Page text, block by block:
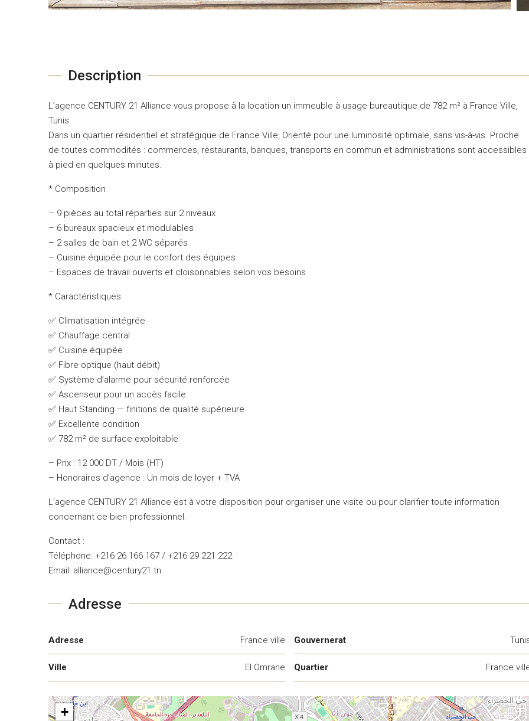
Description
L’agence CENTURY 21 Alliance vous propose à la location un immeuble à usage bureautique de 782 m² à France Ville,
Tunis.
Dans un quartier résidentiel et stratégique de France Ville, Orienté pour une luminosité optimale, sans vis-à-vis. Proche
de toutes commodités : commerces, restaurants, banques, transports en commun et administrations sont accessibles
à pied en quelques minutes.
* Composition
– 9 pièces au total réparties sur 2 niveaux
– 6 bureaux spacieux et modulables
– 2 salles de bain et 2 WC séparés
– Cuisine équipée pour le confort des équipes
– Espaces de travail ouverts et cloisonnables selon vos besoins
* Caractéristiques
✅ Climatisation intégrée
✅ Chauffage central
✅ Cuisine équipée
✅ Fibre optique (haut débit)
✅ Système d’alarme pour sécurité renforcée
✅ Ascenseur pour un accès facile
✅ Haut Standing — finitions de qualité supérieure
✅ Excellente condition
✅ 782 m² de surface exploitable
– Prix : 12 000 DT / Mois (HT)
– Honoraires d’agence : Un mois de loyer + TVA
L’agence CENTURY 21 Alliance est à votre disposition pour organiser une visite ou pour clarifier toute information
concernant ce bien professionnel.
Contact :
Téléphone: +216 26 166 167 / +216 29 221 222
Email: alliance@century21.tn
Adresse
Adresse France ville
Ville El Omrane
Gouvernerat
Quartier France
+